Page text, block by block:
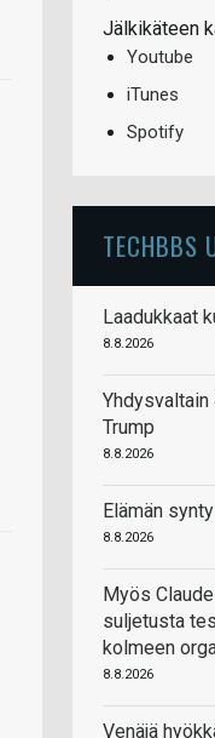
Jälkikäteen
Youtube
iTunes
Spotify
TECHBBS
Laadukkaat
8.8.2026
Yhdysvaltain
Trump
8.8.2026
Elämän synty
8.8.2026
Myös
suljetusta
kolmeen
8.8.2026
Venäjä